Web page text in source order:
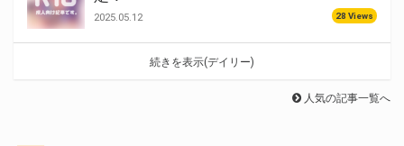
2025.05.12 28 Views
続きを表示(デイリー)
人気の記事一覧へ